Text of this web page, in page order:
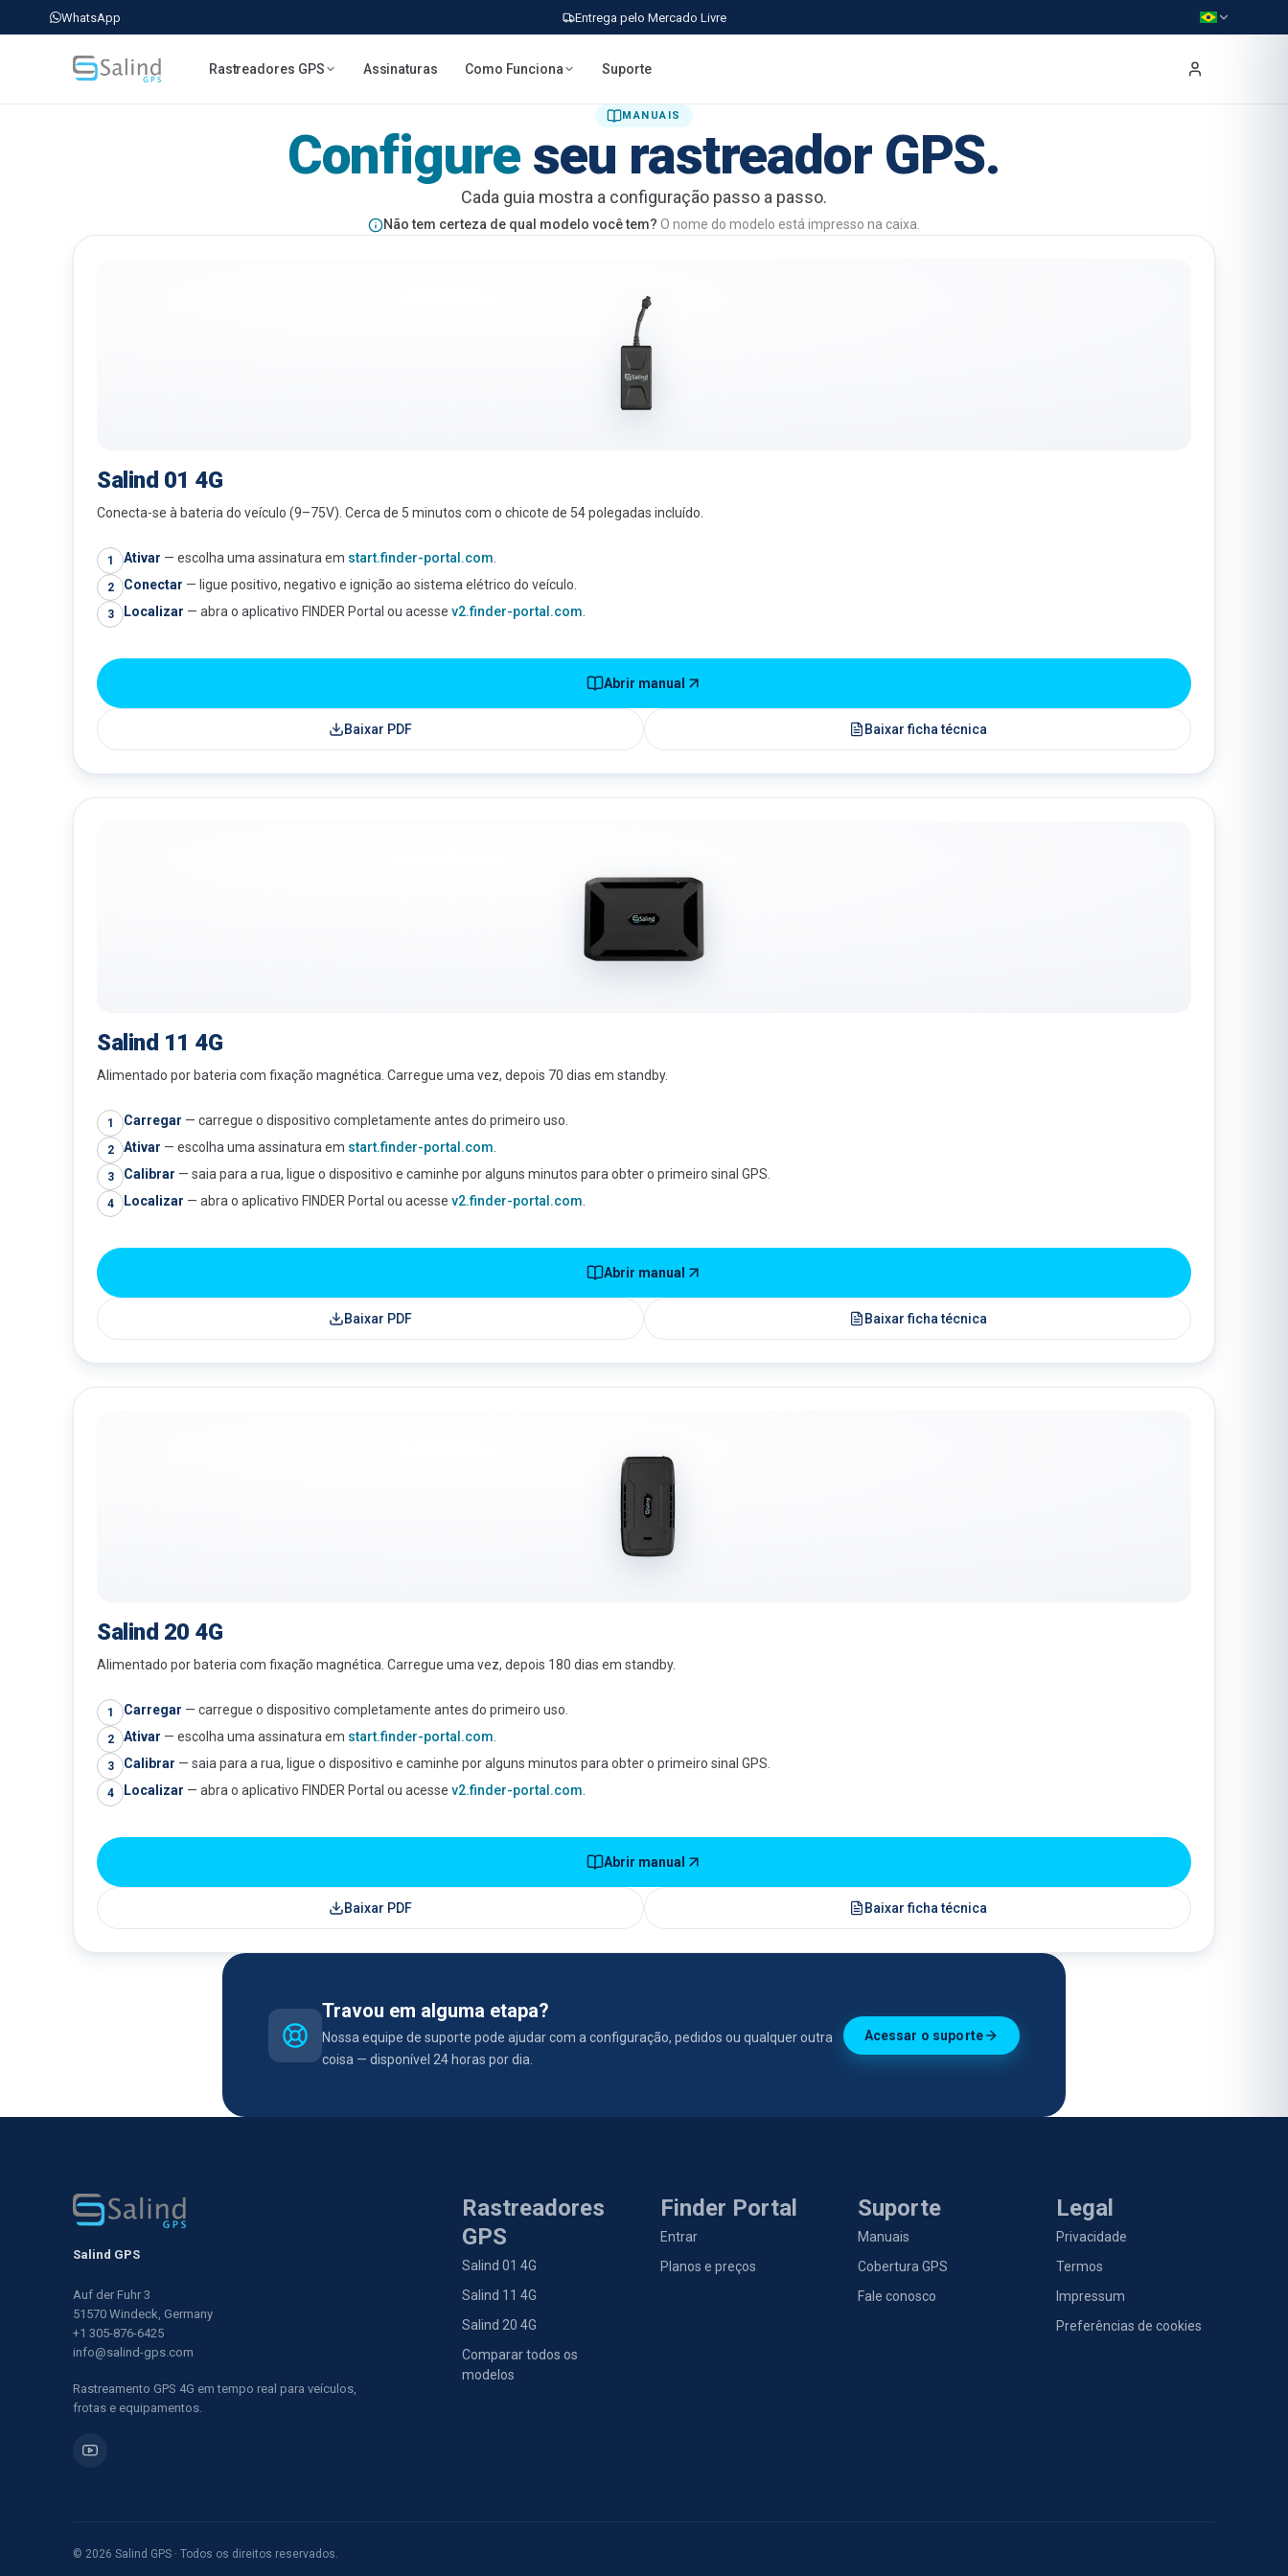
WhatsApp Entrega pelo Mercado Livre
Rastreadores GPS Assinaturas Como Funciona Suporte
MANUAIS
Configureseu rastreador GPS.
Cada guia mostra a configuração passo a passo.
Não tem certeza de qual modelo você tem? O nome do modelo está impresso na caixa.
Salind 01 4G
Conecta-se à bateria do veículo (9–75V). Cerca de 5 minutos com o chicote de 54 polegadas incluído.
1 Ativar — escolha uma assinatura em start.finder-portal.com
2 Conectar — ligue positivo, negativo e ignição ao sistema elétrico do veículo.
3 Localizar — abra o aplicativo FINDER Portal ou acesse v2.finder-portal.com
Abrir manual
Baixar PDF Baixar ficha técnica
Salind 11 4G
Alimentado por bateria com fixação magnética. Carregue uma vez, depois 70 dias em standby.
1 Carregar — carregue o dispositivo completamente antes do primeiro uso.
2 Ativar — escolha uma assinatura em start.finder-portal.com
3 Calibrar — saia para a rua, ligue o dispositivo e caminhe por alguns minutos para obter o primeiro sinal GPS.
4 Localizar — abra o aplicativo FINDER Portal ou acesse v2.finder-portal.com
Abrir manual
Baixar PDF Baixar ficha técnica
Salind 20 4G
Alimentado por bateria com fixação magnética. Carregue uma vez, depois 180 dias em standby.
1 Carregar — carregue o dispositivo completamente antes do primeiro uso.
2 Ativar — escolha uma assinatura em start.finder-portal.com
3 Calibrar — saia para a rua, ligue o dispositivo e caminhe por alguns minutos para obter o primeiro sinal GPS.
4 Localizar — abra o aplicativo FINDER Portal ou acesse v2.finder-portal.com
Abrir manual
Baixar PDF Baixar ficha técnica
Travou em alguma etapa?
Nossa equipe de suporte pode ajudar com a configuração, pedidos ou qualquer outra
coisa — disponível 24 horas por dia.
Acessar o suporte
Salind GPS
Auf der Fuhr 3
51570 Windeck, Germany
+1 305-876-6425
info@salind-gps.com
Rastreamento GPS 4G em tempo real para veículos,
frotas e equipamentos.
Rastreadores
GPS
Salind 01 4G
Salind 11 4G
Salind 20 4G
Comparar todos os
modelos
Finder Portal
Entrar
Planos e preços
Suporte
Manuais
Cobertura GPS
Fale conosco
Legal
Privacidade
Termos
Impressum
Preferências de cookies
© 2026 Salind GPS · Todos os direitos reservados.